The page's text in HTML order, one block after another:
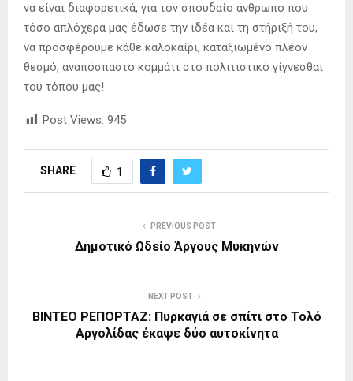
να είναι διαφορετικά, για τον σπουδαίο άνθρωπο που
τόσο απλόχερα μας έδωσε την ιδέα και τη στήριξή του,
να προσφέρουμε κάθε καλοκαίρι, καταξιωμένο πλέον
θεσμό, αναπόσπαστο κομμάτι στο πολιτιστικό γίγνεσθαι
του τόπου μας!
Post Views: 945
SHARE 1
PREVIOUS POST
Δημοτικό Ωδείο Άργους Μυκηνών
NEXT POST
ΒΙΝΤΕΟ ΡΕΠΟΡΤΑΖ: Πυρκαγιά σε σπίτι στο Τολό
Αργολίδας έκαψε δύο αυτοκίνητα